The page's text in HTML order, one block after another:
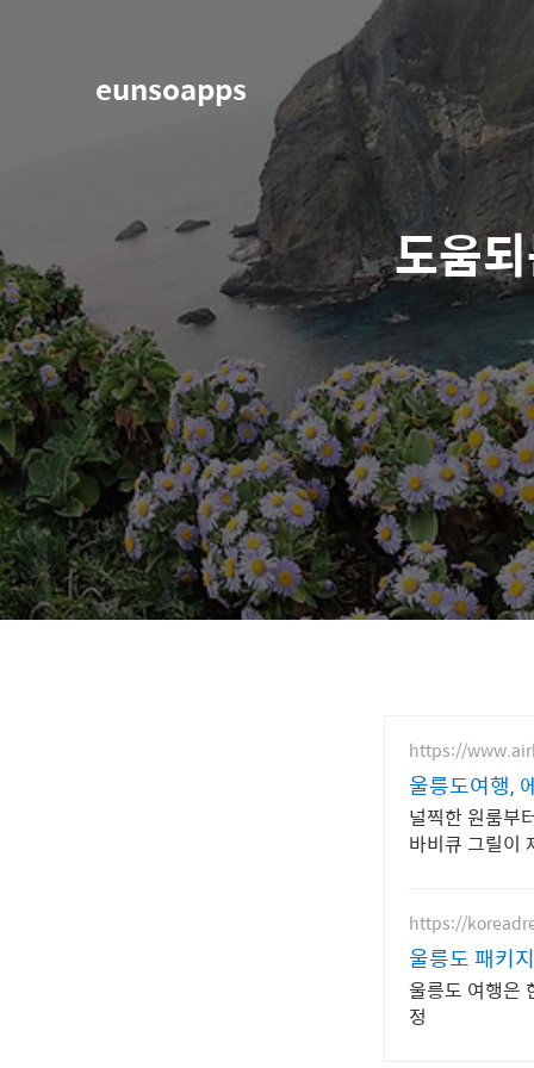
eunsoapps
도움
https://
울릉도여행,
널찍한 원룸부
바비큐 그릴이
https://
울릉도 패키
울릉도 여행은
정